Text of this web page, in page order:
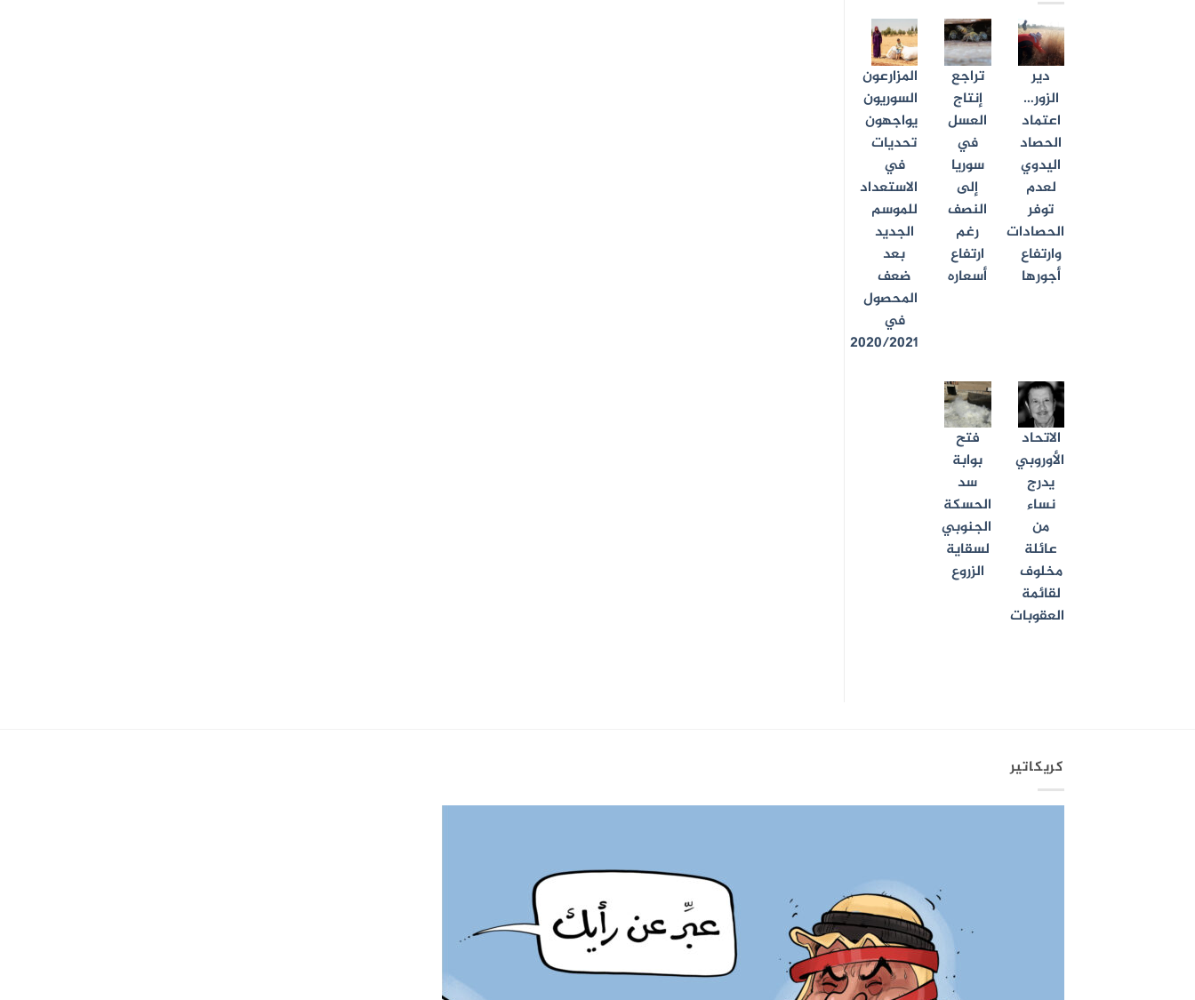
دير
الزور…
اعتماد
الحصاد
اليدوي
لعدم
توفر
الحصادات
وارتفاع
أجورها
تراجع
إنتاج
العسل
في
سوريا
إلى
النصف
رغم
ارتفاع
أسعاره
المزارعون
السوريون
يواجهون
تحديات
في
الاستعداد
للموسم
الجديد
بعد
ضعف
المحصول
في
2020/2021
الاتحاد
الأوروبي
يدرج
نساء
من
عائلة
مخلوف
لقائمة
العقوبات
فتح
بوابة
سد
الحسكة
الجنوبي
لسقاية
الزروع
كريكاتير